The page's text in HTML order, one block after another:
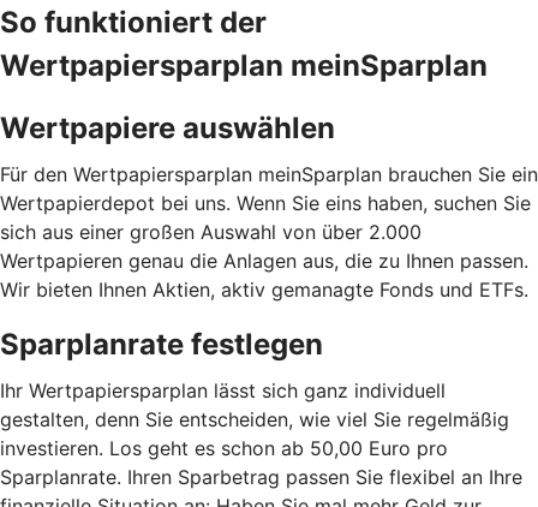
So funktioniert der
Wertpapiersparplan meinSparplan
Wertpapiere auswählen
Für den Wertpapiersparplan meinSparplan brauchen Sie ein
Wertpapierdepot bei uns. Wenn Sie eins haben, suchen Sie
sich aus einer großen Auswahl von über 2.000
Wertpapieren genau die Anlagen aus, die zu Ihnen passen.
Wir bieten Ihnen Aktien, aktiv gemanagte Fonds und ETFs.
Sparplanrate festlegen
Ihr Wertpapiersparplan lässt sich ganz individuell
gestalten, denn Sie entscheiden, wie viel Sie regelmäßig
investieren. Los geht es schon ab 50,00 Euro pro
Sparplanrate. Ihren Sparbetrag passen Sie flexibel an Ihre